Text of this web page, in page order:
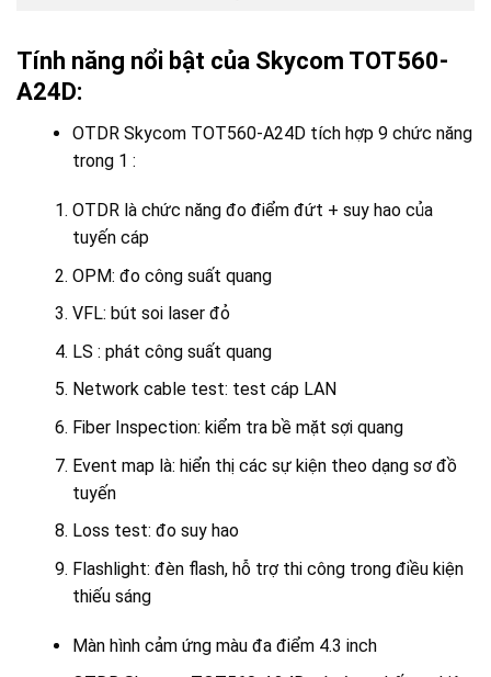
Tính năng nổi bật của Skycom TOT560-
A24D:
OTDR Skycom TOT560-A24D tích hợp 9 chức năng
trong 1 :
OTDR là chức năng đo điểm đứt + suy hao của
tuyến cáp
OPM: đo công suất quang
VFL: bút soi laser đỏ
LS : phát công suất quang
Network cable test: test cáp LAN
Fiber Inspection: kiểm tra bề mặt sợi quang
Event map là: hiển thị các sự kiện theo dạng sơ đồ
tuyến
Loss test: đo suy hao
Flashlight: đèn flash, hỗ trợ thi công trong điều kiện
thiếu sáng
Màn hình cảm ứng màu đa điểm 4.3 inch